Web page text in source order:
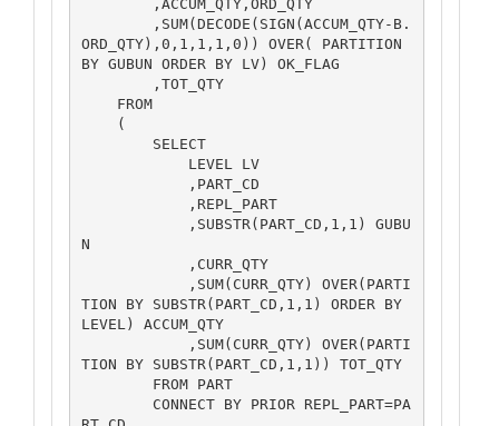
ORD_QTY),0,1,1,1,0)) OVER( PARTITION
BY GUBUN ORDER BY LV) OK_FLAG
N
TION BY SUBSTR(PART_CD,1,1) ORDER BY
LEVEL) ACCUM_QTY
TION BY SUBSTR(PART_CD,1,1)) TOT_QTY